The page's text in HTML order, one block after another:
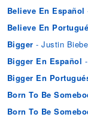
Believe En Español
Believe En
Bigger- Justin
Bigger En Español
Bigger En
Born To Be
Born To Be